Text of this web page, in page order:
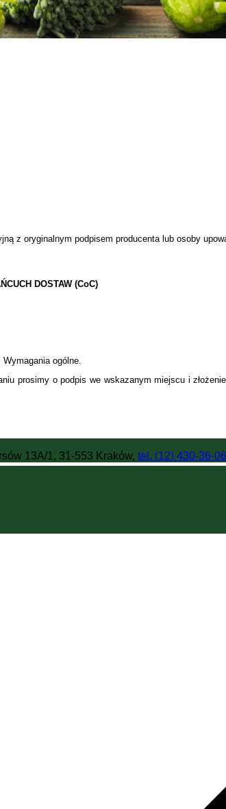
z oryginalnym podpisem producenta lub osoby
DOSTAW (CoC)
ogólne.
prosimy o podpis we wskazanym miejscu i
13A/1, 31-553 Kraków, tel. (12) 430-36-06